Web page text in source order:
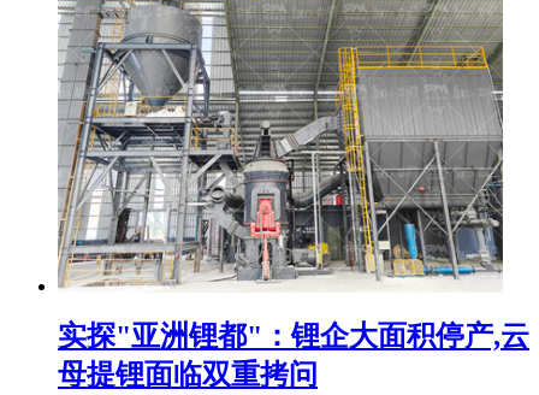
实探"亚洲锂都"：锂企大面积停产,云
母提锂面临双重拷问